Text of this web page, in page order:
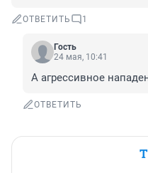
ОТВЕТИТЬ 1
Гость
24 мая, 10:41
А агрессивное
ОТВЕТИТЬ